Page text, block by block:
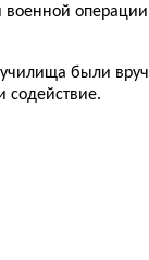
были
содействие.